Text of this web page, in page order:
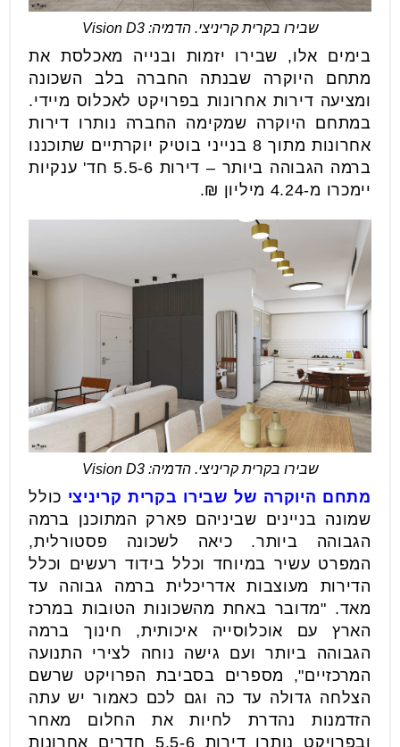
שבירו בקרית קריניצי. הדמיה: Vision D3
בימים אלו, שבירו יזמות ובנייה מאכלסת את
מתחם היוקרה שבנתה החברה בלב השכונה
ומציעה דירות אחרונות בפרויקט לאכלוס מיידי.
במתחם היוקרה שמקימה החברה נותרו דירות
אחרונות מתוך 8 בנייני בוטיק יוקרתיים שתוכננו
ברמה הגבוהה ביותר – דירות 5.5-6 חד' ענקיות
יימכרו מ-4.24 מיליון ₪.
שבירו בקרית קריניצי. הדמיה: Vision D3
מתחם היוקרה של שבירו בקרית קריניצי כולל
שמונה בניינים שביניהם פארק המתוכנן ברמה
הגבוהה ביותר. כיאה לשכונה פסטורלית,
המפרט עשיר במיוחד וכלל בידוד רעשים וכלל
הדירות מעוצבות אדריכלית ברמה גבוהה עד
מאד. "מדובר באחת מהשכונות הטובות במרכז
הארץ עם אוכלוסייה איכותית, חינוך ברמה
הגבוהה ביותר ועם גישה נוחה לצירי התנועה
המרכזיים", מספרים בסביבת הפרויקט שרשם
הצלחה גדולה עד כה וגם לכם כאמור יש עתה
הזדמנות נהדרת לחיות את החלום מאחר
ובפרויקט נותרו דירות 5.5-6 חדרים אחרונות